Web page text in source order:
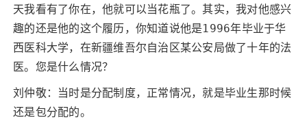
天我看有了你在，他就可以当花瓶了。其实，我对他感兴
趣的还是他的这个履历，你知道说他是1996年毕业于华
西医科大学，在新疆维吾尔自治区某公安局做了十年的法
医。您是什么情况？
刘仲敬：当时是分配制度，正常情况，就是毕业生那时候
还是包分配的。